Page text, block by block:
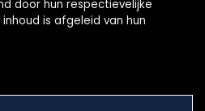
door hun respectievelijke
is afgeleid van hun